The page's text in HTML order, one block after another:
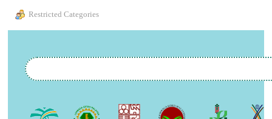
Restricted Categories